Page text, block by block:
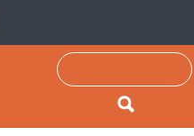
Pesquisar